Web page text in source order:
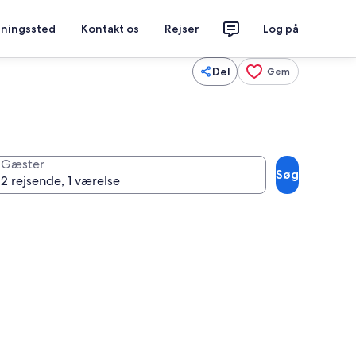
Kontakt os Rejser Log på
Del Gem
Gæster
Søg